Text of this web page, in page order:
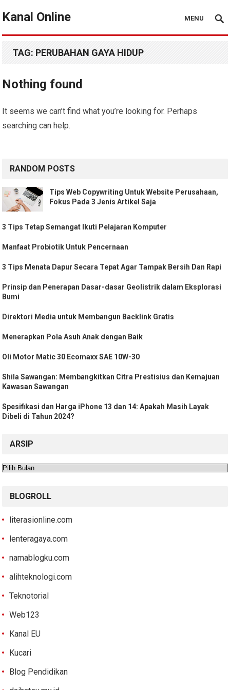
Kanal Online MENU
TAG: PERUBAHAN GAYA HIDUP
Nothing found
It seems we can’t find what you’re looking for. Perhaps
searching can help.
RANDOM POSTS
Tips Web Copywriting Untuk Website Perusahaan,
Fokus Pada 3 Jenis Artikel Saja
3 Tips Tetap Semangat Ikuti Pelajaran Komputer
Manfaat Probiotik Untuk Pencernaan
3 Tips Menata Dapur Secara Tepat Agar Tampak Bersih Dan Rapi
Prinsip dan Penerapan Dasar-dasar Geolistrik dalam Eksplorasi
Bumi
Direktori Media untuk Membangun Backlink Gratis
Menerapkan Pola Asuh Anak dengan Baik
Oli Motor Matic 30 Ecomaxx SAE 10W-30
Shila Sawangan: Membangkitkan Citra Prestisius dan Kemajuan
Kawasan Sawangan
Spesifikasi dan Harga iPhone 13 dan 14: Apakah Masih Layak
Dibeli di Tahun 2024?
ARSIP
Arsip
BLOGROLL
literasionline.com
lenteragaya.com
namablogku.com
alihteknologi.com
Teknotorial
Web123
Kanal EU
Kucari
Blog Pendidikan